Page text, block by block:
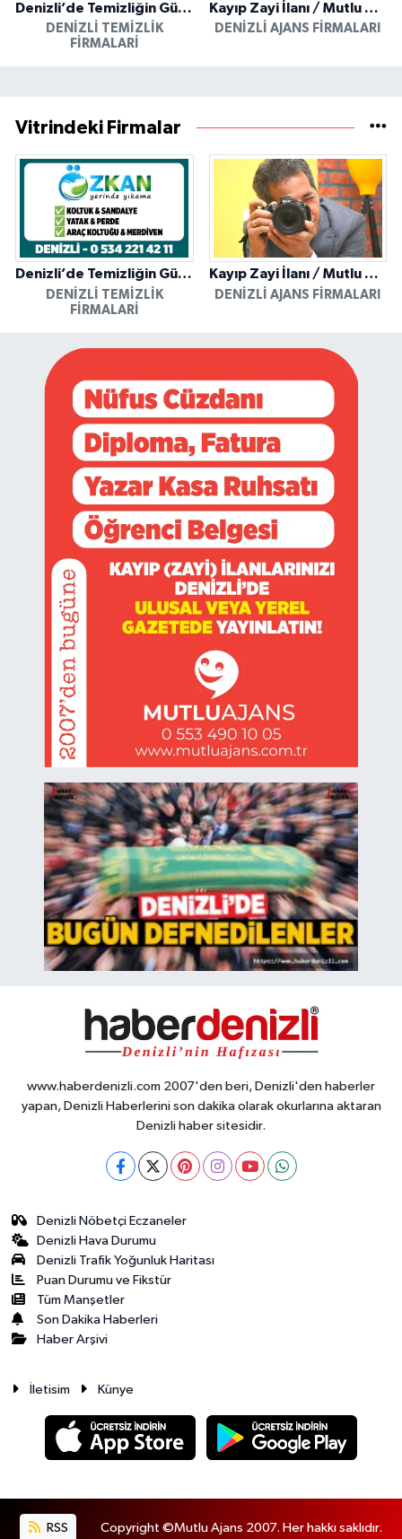
Denizli’de Temizliğin Güvenilir Adresi: Özkan Yerinde Yıkama
DENIZLI TEMIZLIK
FIRMALARI
Kayıp Zayi İlanı / Mutlu Ajans / Denizli
DENIZLI AJANS FIRMALARI
Vitrindeki Firmalar
Denizli’de Temizliğin Güvenilir Adresi: Özkan Yerinde Yıkama
DENIZLI TEMIZLIK
FIRMALARI
Kayıp Zayi İlanı / Mutlu Ajans / Denizli
DENIZLI AJANS FIRMALARI
www.haberdenizli.com 2007'den beri, Denizli'den haberler
yapan, Denizli Haberlerini son dakika olarak okurlarına aktaran
Denizli haber sitesidir.
Denizli Nöbetçi Eczaneler
Denizli Hava Durumu
Denizli Trafik Yoğunluk Haritası
Puan Durumu ve Fikstür
Tüm Manşetler
Son Dakika Haberleri
Haber Arşivi
İletisim Künye
RSS Copyright ©Mutlu Ajans 2007. Her hakkı saklıdır.